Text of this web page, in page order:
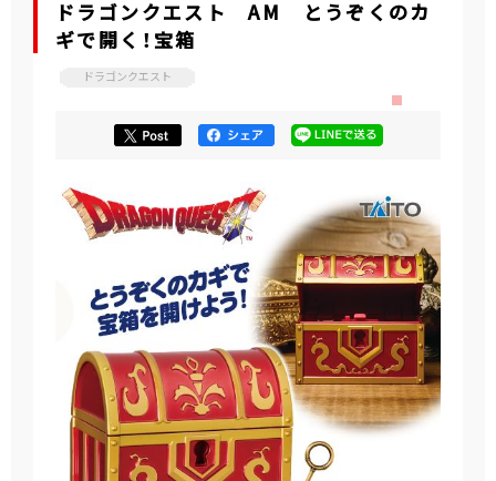
ドラゴンクエスト AM とうぞくのカ
ギで開く！宝箱
ドラゴンクエスト